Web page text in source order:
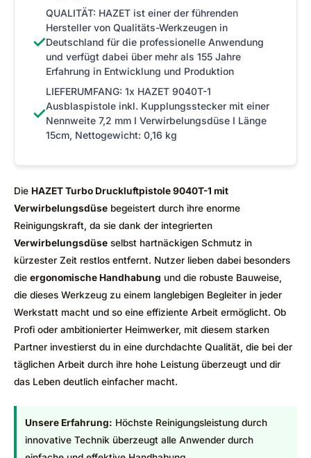
✓
QUALITÄT: HAZET ist einer der führenden
Hersteller von Qualitäts-Werkzeugen in
Deutschland für die professionelle Anwendung
und verfügt dabei über mehr als 155 Jahre
Erfahrung in Entwicklung und Produktion
✓
LIEFERUMFANG: 1x HAZET 9040T-1
Ausblaspistole inkl. Kupplungsstecker mit einer
Nennweite 7,2 mm I Verwirbelungsdüse I Länge
15cm, Nettogewicht: 0,16 kg
Die HAZET Turbo Druckluftpistole 9040T-1 mit
Verwirbelungsdüse begeistert durch ihre enorme
Reinigungskraft, da sie dank der integrierten
Verwirbelungsdüse selbst hartnäckigen Schmutz in
kürzester Zeit restlos entfernt. Nutzer lieben dabei besonders
die ergonomische Handhabung und die robuste Bauweise,
die dieses Werkzeug zu einem langlebigen Begleiter in jeder
Werkstatt macht und so eine effiziente Arbeit ermöglicht. Ob
Profi oder ambitionierter Heimwerker, mit diesem starken
Partner investierst du in eine durchdachte Qualität, die bei der
täglichen Arbeit durch ihre hohe Leistung überzeugt und dir
das Leben deutlich einfacher macht.
Unsere Erfahrung: Höchste Reinigungsleistung durch
innovative Technik überzeugt alle Anwender durch